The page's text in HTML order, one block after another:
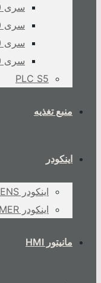
سری 300
سری 400
سری 1200
سری 1500
PLC S5
منبع تغذیه
اینکودر
اینکودر SIEMENS
اینکودر BAUMER
مانیتور HMI